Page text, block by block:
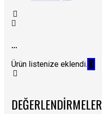
...
Ürün listenize eklendi.
DEĞERLENDIRMELER